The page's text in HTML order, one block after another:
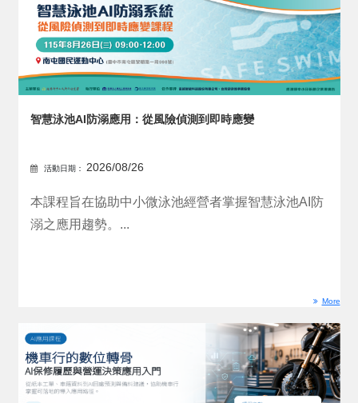
智慧泳池AI防溺應用：從風險偵測到即時應變
活動日期： 2026/08/26
本課程旨在協助中小微泳池經營者掌握智慧泳池AI防
溺之應用趨勢。...
More